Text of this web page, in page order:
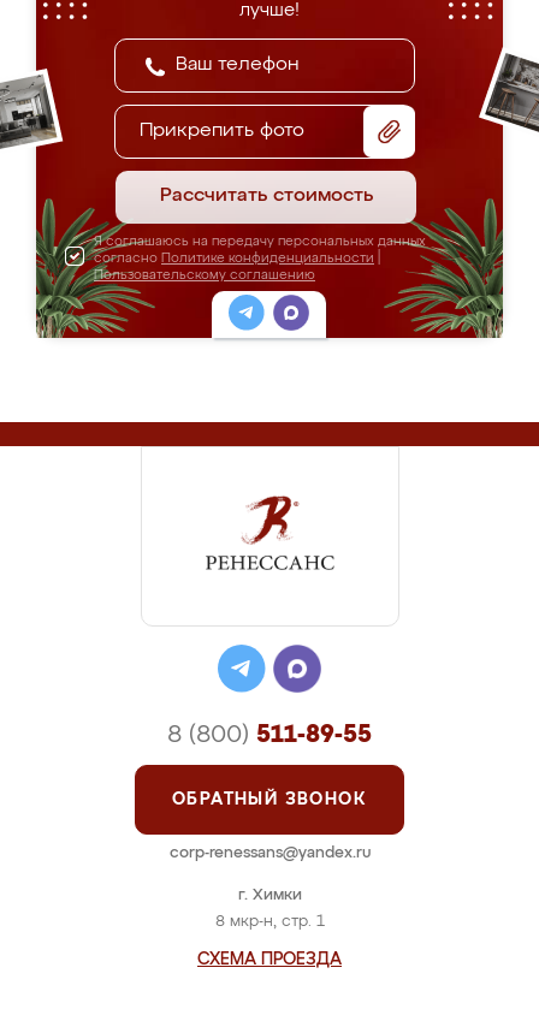
лучше!
Прикрепить фото
Рассчитать стоимость
Я соглашаюсь на передачу персональных данных
согласно Политике конфиденциальности
Пользовательскому соглашению
г. Химки
8 мкр-н, стр. 1
СХЕМА ПРОЕЗДА
8 (800) 511-89-55
ОБРАТНЫЙ ЗВОНОК
corp-renessans@yandex.ru